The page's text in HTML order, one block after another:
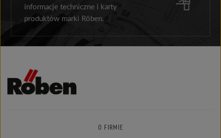
informacje techniczne i karty
produktów marki Röben.
O FIRMIE